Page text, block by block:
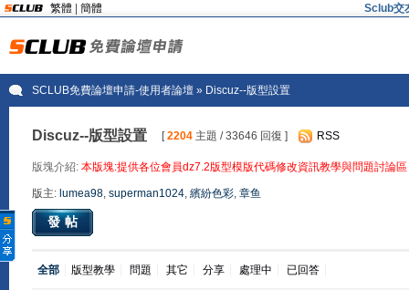
繁體 簡體 Sclub交
SCLUB免費論壇申請-使用者論壇» Discuz--版型設置
Discuz--版型設置 [2204主題 / 33646 回復 ] RSS
版塊介紹: 本版塊:提供各位會員dz7.2版型模版代碼修改資訊教學與問題討論區
版主: lumea98, superman1024, 繽紛色彩, 章鱼
發帖
全部 版型教學 問題 其它 分享 處理中 已回答